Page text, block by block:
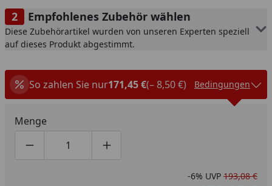
Empfohlenes Zubehör wählen
Diese Zubehörartikel wurden von unseren Experten speziell
auf dieses Produkt abgestimmt.
So zahlen Sie nur171,45 €(– 8,50 €) Bedingungen
Menge
Produktmenge um eins verringern
Produktmenge manuell eingeben
Produktmenge um eins erhöhen
-6% UVP 193,08 €